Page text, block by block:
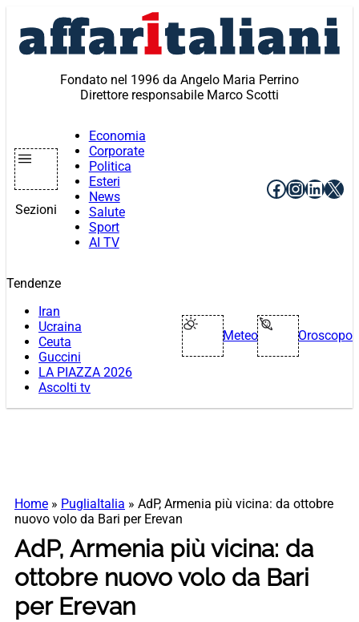
contenuto
Fondato nel 1996 da Angelo Maria Perrino
Direttore responsabile Marco Scotti
Sezioni
Economia
Corporate
Politica
Esteri
News
Salute
Sport
AI TV
Facebook
X
Tendenze
Iran
Ucraina
Ceuta
Guccini
LA PIAZZA 2026
Ascolti tv
Meteo Oroscopo
Home » PugliaItalia » AdP, Armenia più vicina: da ottobre
nuovo volo da Bari per Erevan
AdP, Armenia più vicina: da
ottobre nuovo volo da Bari
per Erevan